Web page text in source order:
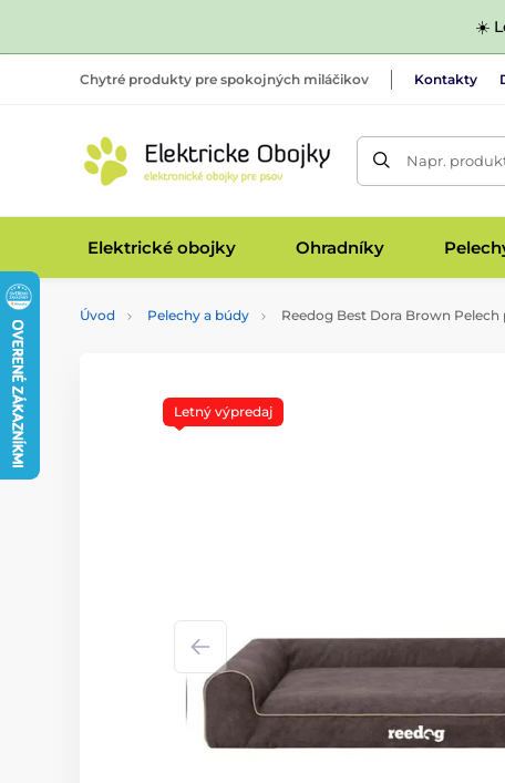
☀️
Chytré produkty pre spokojných miláčikov Kontakty
Napr.
Elektrické obojky Ohradníky
Úvod Pelechy a búdy Reedog Best Dora Brown Pelech
Letný výpredaj